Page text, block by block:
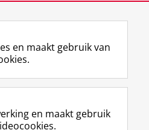
F
a
e
L
i
k
R
S
-
I
n
t
Y
o
T
en maakt gebruik van
en maakt gebruik